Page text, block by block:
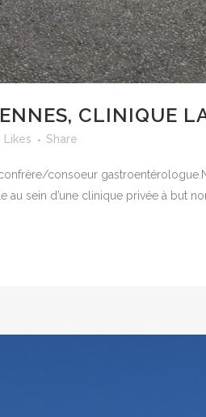
CLINIQUE
Likes Share
consoeur
sein d’une clinique privée à but